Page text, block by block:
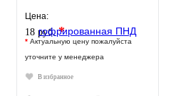
Цена:
18 руб.*
* Актуальную цену пожалуйста
уточните у менеджера
В избранное